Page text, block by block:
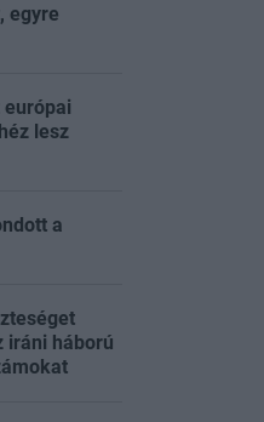
egyre
lesz
a
iráni háború